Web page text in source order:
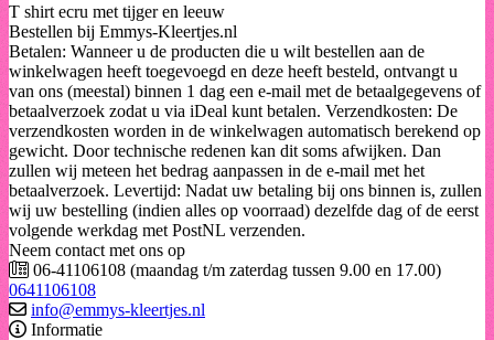
T shirt ecru met tijger en leeuw
Bestellen bij Emmys-Kleertjes.nl
Betalen: Wanneer u de producten die u wilt bestellen aan de
winkelwagen heeft toegevoegd en deze heeft besteld, ontvangt u
van ons (meestal) binnen 1 dag een e-mail met de betaalgegevens of
betaalverzoek zodat u via iDeal kunt betalen. Verzendkosten: De
verzendkosten worden in de winkelwagen automatisch berekend op
gewicht. Door technische redenen kan dit soms afwijken. Dan
zullen wij meteen het bedrag aanpassen in de e-mail met het
betaalverzoek. Levertijd: Nadat uw betaling bij ons binnen is, zullen
wij uw bestelling (indien alles op voorraad) dezelfde dag of de eerst
volgende werkdag met PostNL verzenden.
Neem contact met ons op
06-41106108 (maandag t/m zaterdag tussen 9.00 en 17.00)
0641106108
info@emmys-kleertjes.nl
Informatie